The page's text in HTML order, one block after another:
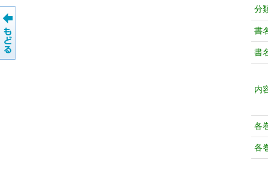
分
書
書
内
各
各